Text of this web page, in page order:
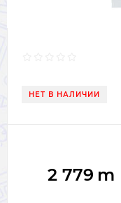
НЕТ В НАЛИЧИИ
2 779 m